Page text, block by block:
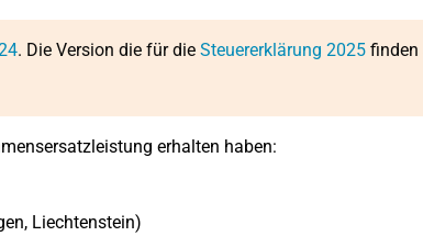
. Die Version die für die Steuererklärung 2025finden
erhalten haben:
Liechtenstein)